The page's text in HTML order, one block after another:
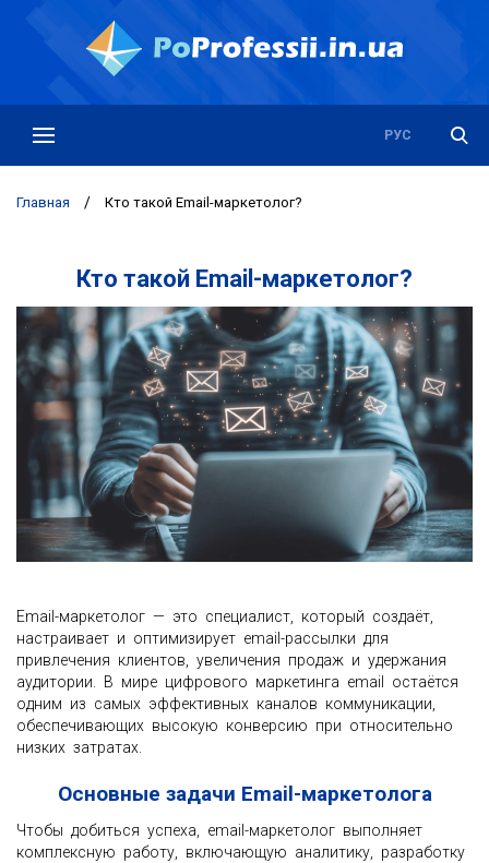
РУС
УКР
Главная / Кто такой Email-маркетолог?
Кто такой Email-маркетолог?
Email-маркетолог — это специалист, который создаёт,
настраивает и оптимизирует email-рассылки для
привлечения клиентов, увеличения продаж и удержания
аудитории. В мире цифрового маркетинга email остаётся
одним из самых эффективных каналов коммуникации,
обеспечивающих высокую конверсию при относительно
низких затратах.
Основные задачи Email-маркетолога
Чтобы добиться успеха, email-маркетолог выполняет
комплексную работу, включающую аналитику, разработку